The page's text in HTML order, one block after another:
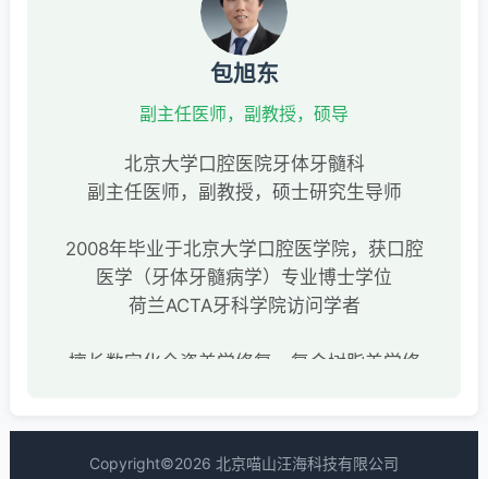
包旭东
副主任医师，副教授，硕导
北京大学口腔医院牙体牙髓科
副主任医师，副教授，硕士研究生导师
2008年毕业于北京大学口腔医学院，获口腔
医学（牙体牙髓病学）专业博士学位
荷兰ACTA牙科学院访问学者
擅长数字化全瓷美学修复，复合树脂美学修
Copyright©2026 北京喵山汪海科技有限公司